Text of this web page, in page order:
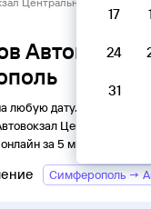
дату. Вы можете
Центральный
за 5 минут.
Симферополь →
17
24
31